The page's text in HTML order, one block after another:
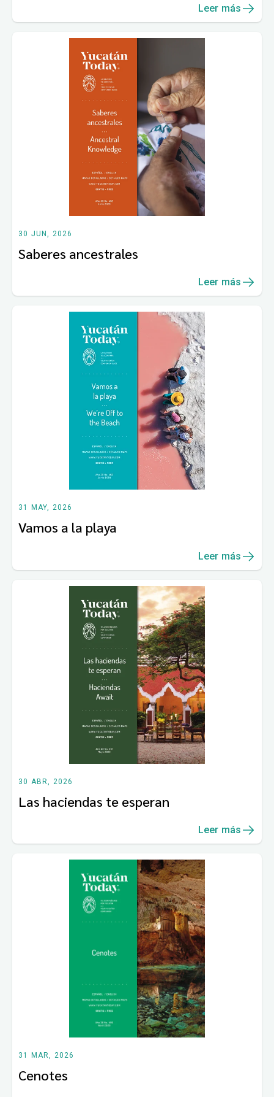
Leer más
30 JUN, 2026
Saberes ancestrales
Leer más
31 MAY, 2026
Vamos a la playa
Leer más
30 ABR, 2026
Las haciendas te esperan
Leer más
31 MAR, 2026
Cenotes